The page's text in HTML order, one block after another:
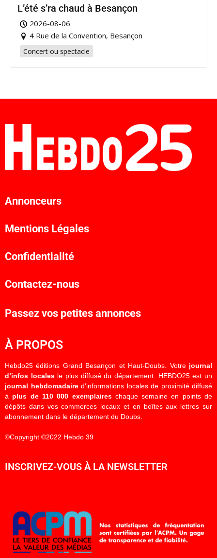
L’été s’ra chaud à Besançon
2026-08-06
4 Rue de la Convention, Besançon
Concert ou spectacle
Annonceurs
Mentions Légales
Confidentialité
Contactez-nous
Passez vos petites annonces
À PROPOS
Hebdo25 éditions Grand Besançon et Haut-Doubs. Votre journal
d’infos localesle plus diffusé du département. HEBDO25 est un
journal hebdomadaired’informations locales de proximité diffusé
à plus de 110 000 exemplaireschaque semaine en points de
dépôts dans vos commerces locaux et en boîtes aux lettres sur
abonnement dans le département du Doubs.
©Copyright ©2022 Hebdo 39
INSCRIVEZ-VOUS À LA NEWSLETTER